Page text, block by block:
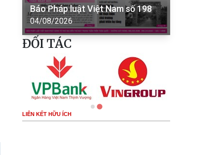
Báo Pháp luật Việt Nam số 198
04/08/2026
ĐỐI TÁC
LIÊN KẾT HỮU ÍCH